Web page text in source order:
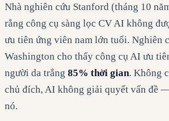
Nhà nghiên cứu Stanford (tháng 10
rằng công cụ sàng lọc CV AI không
ưu tiên ứng viên nam lớn tuổi. Nghiên
Washington cho thấy công cụ AI ưu
người da trắng 85% thời gian. Không
chủ đích, AI không giải quyết vấn đề
nó.